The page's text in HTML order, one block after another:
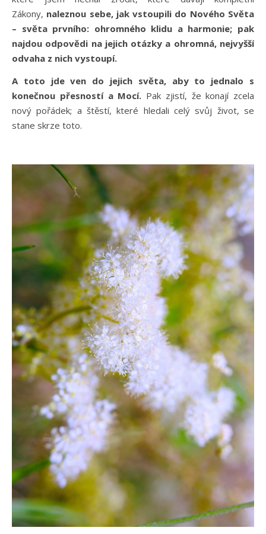
Zákony, naleznou sebe, jak vstoupili do Nového Světa
– světa prvního: ohromného klidu a harmonie; pak
najdou odpovědi na jejich otázky a ohromná, nejvyšší
odvaha z nich vystoupí.
A toto jde ven do jejich světa, aby to jednalo s
konečnou přesností a Mocí. Pak zjistí, že konají zcela
nový pořádek; a štěstí, které hledali celý svůj život, se
stane skrze toto.